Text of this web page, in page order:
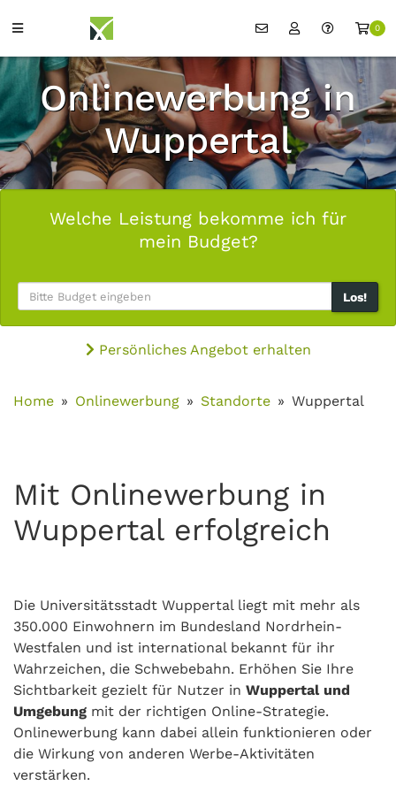
0
Onlinewerbung in
Wuppertal
Welche Leistung bekomme ich für
mein Budget?
Los!
Persönliches Angebot erhalten
Home Onlinewerbung Standorte Wuppertal
Mit Onlinewerbung in
Wuppertal erfolgreich
Die Universitätsstadt Wuppertal liegt mit mehr als
350.000 Einwohnern im Bundesland Nordrhein-
Westfalen und ist international bekannt für ihr
Wahrzeichen, die Schwebebahn. Erhöhen Sie Ihre
Sichtbarkeit gezielt für Nutzer in Wuppertal und
Umgebung mit der richtigen Online-Strategie.
Onlinewerbung kann dabei allein funktionieren oder
die Wirkung von anderen Werbe-Aktivitäten
verstärken.